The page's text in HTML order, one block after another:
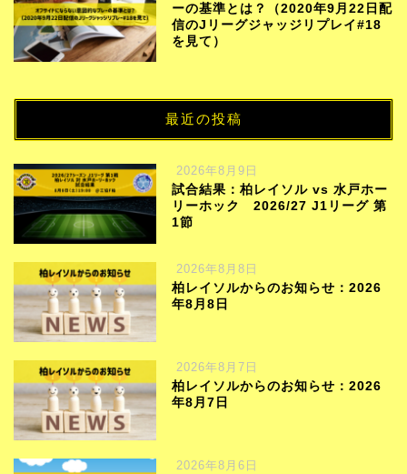
ーの基準とは？（2020年9月22日配
信のJリーグジャッジリプレイ#18
を見て）
最近の投稿
2026年8月9日
試合結果：柏レイソル vs 水戸ホー
リーホック 2026/27 J1リーグ 第
1節
2026年8月8日
柏レイソルからのお知らせ：2026
年8月8日
2026年8月7日
柏レイソルからのお知らせ：2026
年8月7日
2026年8月6日